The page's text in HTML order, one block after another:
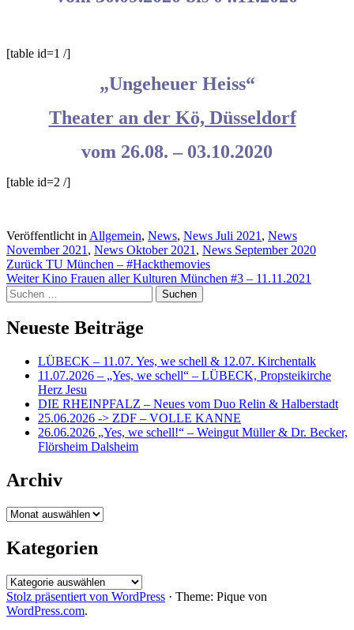
[table id=1 /]
„Ungeheuer Heiss“
Theater an der Kö, Düsseldorf
vom 26.08. – 03.10.2020
[table id=2 /]
Veröffentlicht in Allgemein, News, News Juli 2021 , News
November 2021 , News Oktober 2021 , News September 2020
Beitragsnavigation
Zurück TU München – #Hackthemovies
WeiterKino Frauen aller Kulturen München #3 – 11.11.2021
Suchen
nach:
Neueste Beiträge
LÜBECK – 11.07. Yes, we schell & 12.07. Kirchentalk
11.07.2026 – „Yes, we schell“ – LÜBECK, Propsteikirche
Herz Jesu
DIE RHEINPFALZ – Neues vom Duo Relin & Halberstadt
25.06.2026 -> ZDF – VOLLE KANNE
26.06.2026 „Yes, we schell!“ – Weingut Müller & Dr. Becker,
Flörsheim Dalsheim
Archiv
Archiv
Kategorien
Kategorien
Stolz präsentiert von WordPress · Theme: Pique von
WordPress.com.